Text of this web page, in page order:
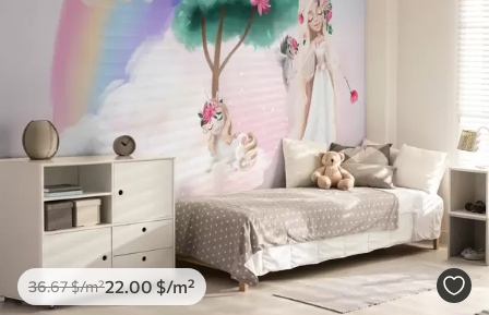
36.67$/m²22.00 $/m²